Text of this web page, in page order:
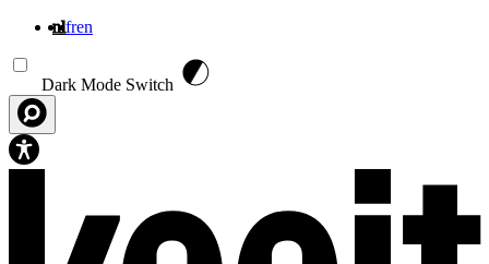
nlfren
Dark Mode Switch